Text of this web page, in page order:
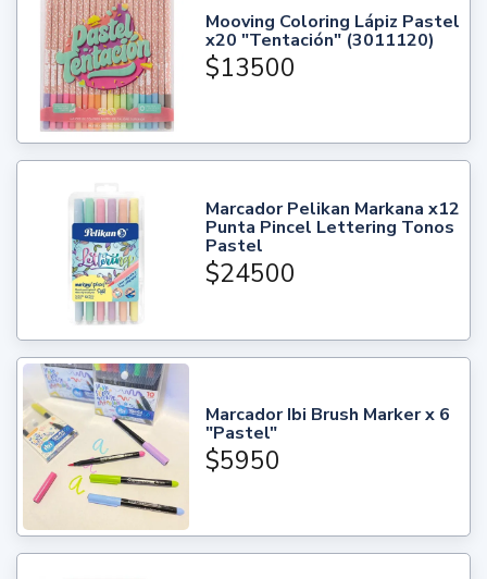
Mooving Coloring Lápiz Pastel
x20 "Tentación" (3011120)
$13500
Marcador Pelikan Markana x12
Punta Pincel Lettering Tonos
Pastel
$24500
Marcador Ibi Brush Marker x 6
"Pastel"
$5950